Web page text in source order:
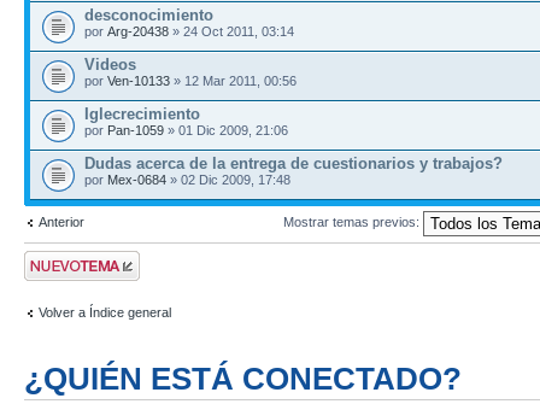
desconocimiento
por Arg-20438 » 24 Oct 2011, 03:14
Videos
por Ven-10133 » 12 Mar 2011, 00:56
Iglecrecimiento
por Pan-1059 » 01 Dic 2009, 21:06
Dudas acerca de la entrega de cuestionarios y trabajos?
por Mex-0684 » 02 Dic 2009, 17:48
Anterior Mostrar temas previos:
Publicar un nuevo
tema
Volver a Índice general
¿QUIÉN ESTÁ CONECTADO?